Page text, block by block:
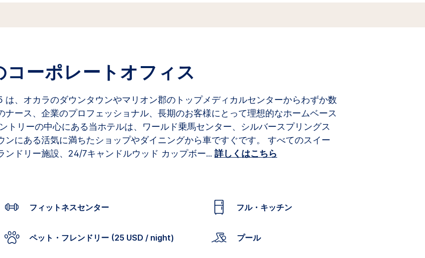
ュ
読
ー
ジ
ン
ク。
ーポレートオフィス
、オカラのダウンタウンやマリオン郡のトップメディカルセンターからわずか数
ース、企業のプロフェッショナル、長期のお客様にとって理想的なホームベース
トリーの中心にある当ホテルは、ワールド乗馬センター、シルバースプリングス
にある活気に満ちたショップやダイニングから車ですぐです。
すべてのスイー
ンドリー施設、24/7キャンドルウッド カップボー... 詳しくはこちら
フィットネスセンター フル・キッチン
ペット・フレンドリー (25 USD / night) プール